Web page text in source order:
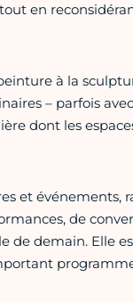
en
à la
– parfois
dont les
et événements,
de
de demain. Elle